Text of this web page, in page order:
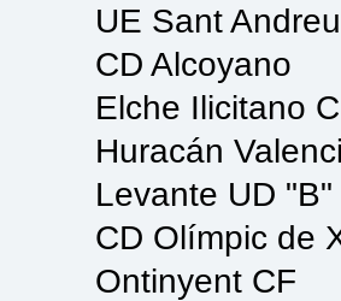
UE Sant Andreu
CD Alcoyano
Elche Ilicitano
Huracán
Levante UD "B"
CD Olímpic de
Ontinyent CF